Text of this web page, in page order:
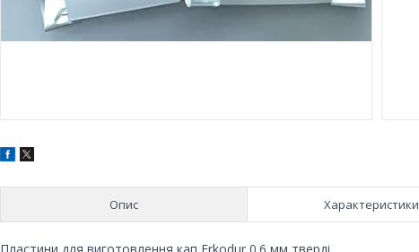
Опис Характеристики